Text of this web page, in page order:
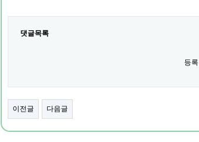
댓글목록
등
이전글 다음글